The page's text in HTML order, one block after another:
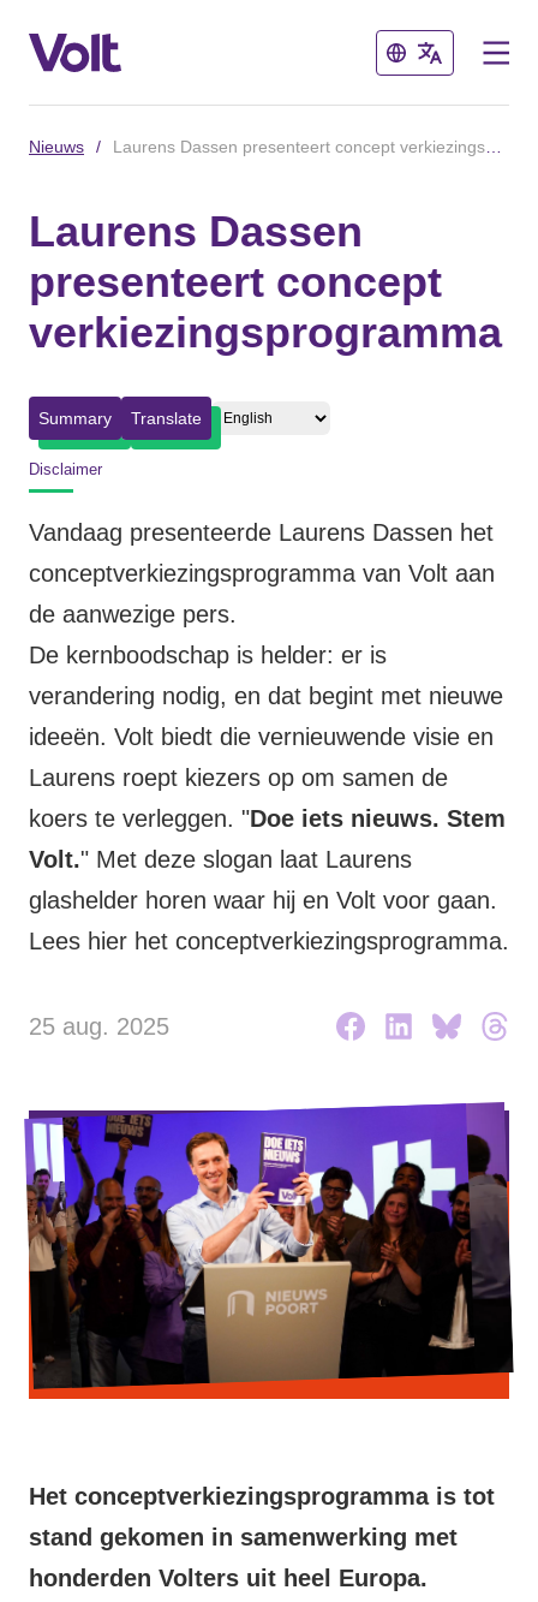
Sluiten
Volt Amsterdam
Volt Arnhem
Volt Delft
...alle Volt gemeenten
Afdelingen in de provincies
Volt Drenthe
Volt Fryslân
Volt Provincie Utrecht
...alle Volt provincies
Sluiten
Standpunten
Mensen
Agenda
Word lid
Word actief
Werken bij Volt
Contact
Sprekersaanvraag
Volt There - Buitenlandstichting Volt
Charge - Wetenschappelijk Platform Volt
Nieuws /
Laurens Dassen
presenteert concept
verkiezingsprogramma
Summary Translate
Disclaimer
Vandaag presenteerde Laurens Dassen het
conceptverkiezingsprogramma van Volt aan
de aanwezige pers.
De kernboodschap is helder: er is
verandering nodig, en dat begint met nieuwe
ideeën. Volt biedt die vernieuwende visie en
Laurens roept kiezers op om samen de
koers te verleggen. "Doe iets nieuws. Stem
Volt." Met deze slogan laat Laurens
glashelder horen waar hij en Volt voor gaan.
Lees hier het conceptverkiezingsprogramma.
25 aug. 2025
Het conceptverkiezingsprogramma is tot
stand gekomen in samenwerking met
honderden Volters uit heel Europa.